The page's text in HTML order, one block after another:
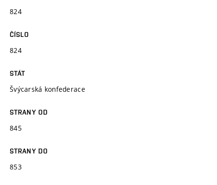
824
ČÍSLO
824
STÁT
Švýcarská konfederace
STRANY OD
845
STRANY DO
853